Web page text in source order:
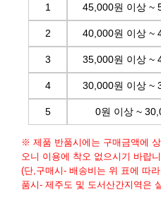
1 45,000원 이상 ~
2 40,000원 이상 ~
3 35,000원 이상 ~
4 30,000원 이상 ~
5 0원 이상 ~
※ 제품 반품시에는 구매금액에
오니 이용에 착오 없으시기 바랍
(단,구매시- 배송비는 위 표에 따
품시- 제주도 및 도서산간지역은